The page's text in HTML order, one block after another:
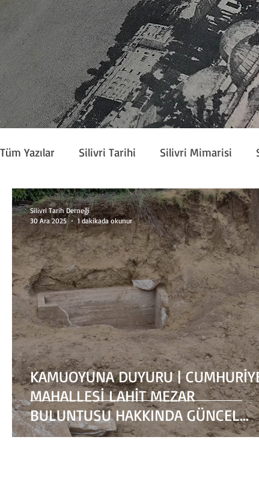
Tüm Yazılar Silivri Tarihi Silivri Mimarisi
Köşe Yazarları Silivri Tarih Derneği Bülteni
KAMUOYUNA DUYURU |
MAHALLESİ LAHİT MEZAR
BULUNTUSU HAKKINDA GÜNCEL
GELİŞME
Silivri Tarih Derneği
30 Ara 2025
1 dakikada okunur